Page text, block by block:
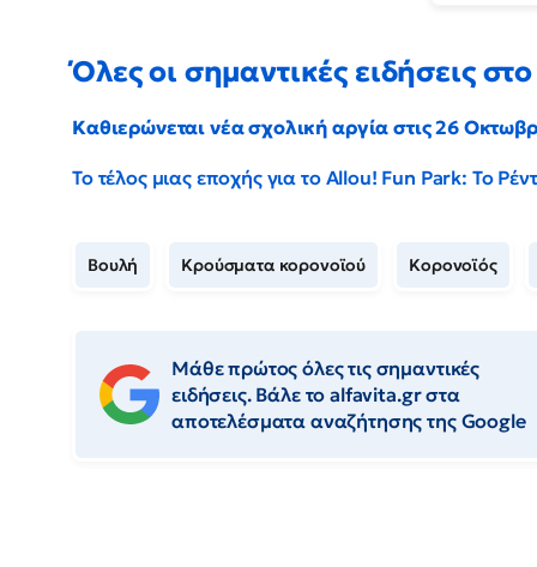
Όλες οι σημαντικές ειδήσεις
Καθιερώνεται νέα σχολική αργία στις 26
Το τέλος μιας εποχής για το Allou! Fun Park: Το
Βουλή Κρούσματα κορονοϊού Κορονοϊός
Μάθε πρώτος όλες τις σημαντικές
ειδήσεις. Βάλε το alfavita.gr στα
αποτελέσματα αναζήτησης της Google